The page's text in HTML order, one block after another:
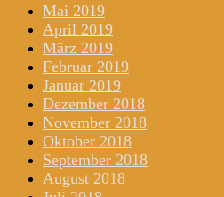
Mai 2019
April 2019
März 2019
Februar 2019
Januar 2019
Dezember 2018
November 2018
Oktober 2018
September 2018
August 2018